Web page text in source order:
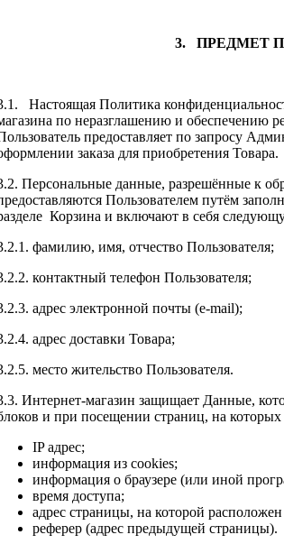
3. ПРЕДМЕТ
Настоящая Политика
по неразглашению и обеспечению
предоставляет по запросу
заказа для приобретения Товара.
Персональные данные, разрешённые к
Пользователем путём
Корзина и включают в себя
фамилию, имя, отчество Пользователя;
контактный телефон Пользователя;
адрес электронной почты (e-mail);
адрес доставки Товара;
место жительство Пользователя.
Интернет-магазин защищает Данные,
и при посещении страниц, на
IP адрес;
информация из cookies;
информация о браузере (или иной
время доступа;
адрес страницы, на которой
реферер (адрес предыдущей страницы).